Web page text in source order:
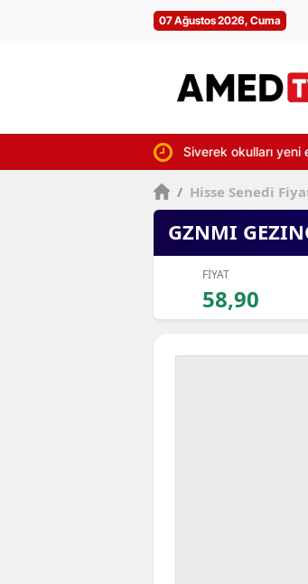
07 Ağustos 2026, Cuma
Siverek okulları
/ Hisse Senedi
GZNMI
FİYAT
58,90